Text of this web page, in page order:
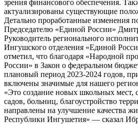
зрения финансового обеспечения.
актуализированы существующие
Детально проработанные изменения
Председателю «Единой России»
Руководитель регионального
Ингушского отделения «Единой
отметил, что благодаря «Народной
России» в Закон о федеральном
плановый период 2023-2024 годов,
включены значимые для нашего
«Это создание новых школьных мест,
садов, больниц, благоустройство
направлены на улучшение качества
Республики Ингушетия» — сказал